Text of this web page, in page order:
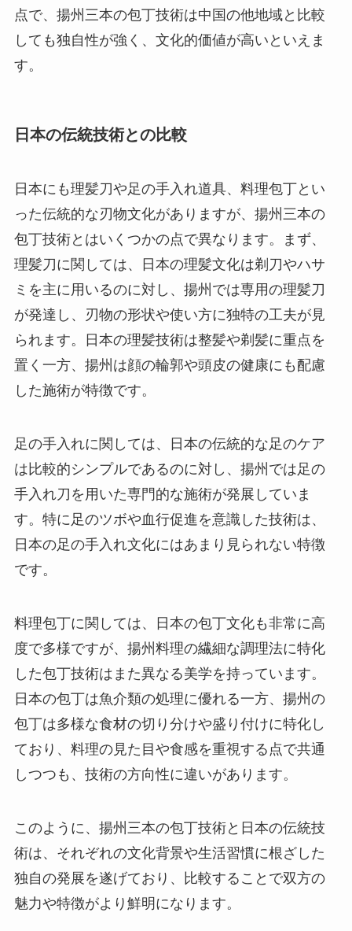
点で、揚州三本の包丁技術は中国の他地域と比較
しても独自性が強く、文化的価値が高いといえま
す。
日本の伝統技術との比較
日本にも理髪刀や足の手入れ道具、料理包丁とい
った伝統的な刃物文化がありますが、揚州三本の
包丁技術とはいくつかの点で異なります。まず、
理髪刀に関しては、日本の理髪文化は剃刀やハサ
ミを主に用いるのに対し、揚州では専用の理髪刀
が発達し、刃物の形状や使い方に独特の工夫が見
られます。日本の理髪技術は整髪や剃髪に重点を
置く一方、揚州は顔の輪郭や頭皮の健康にも配慮
した施術が特徴です。
足の手入れに関しては、日本の伝統的な足のケア
は比較的シンプルであるのに対し、揚州では足の
手入れ刀を用いた専門的な施術が発展していま
す。特に足のツボや血行促進を意識した技術は、
日本の足の手入れ文化にはあまり見られない特徴
です。
料理包丁に関しては、日本の包丁文化も非常に高
度で多様ですが、揚州料理の繊細な調理法に特化
した包丁技術はまた異なる美学を持っています。
日本の包丁は魚介類の処理に優れる一方、揚州の
包丁は多様な食材の切り分けや盛り付けに特化し
ており、料理の見た目や食感を重視する点で共通
しつつも、技術の方向性に違いがあります。
このように、揚州三本の包丁技術と日本の伝統技
術は、それぞれの文化背景や生活習慣に根ざした
独自の発展を遂げており、比較することで双方の
魅力や特徴がより鮮明になります。